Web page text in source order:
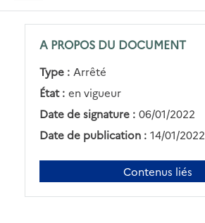
A PROPOS DU DOCUMENT
Type : Arrêté
État : en vigueur
Date de signature : 06/01/2022
Date de publication : 14/01/2022
Contenus liés